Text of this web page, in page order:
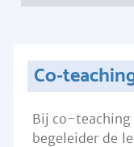
Co-
Bij co-teaching
begeleider de